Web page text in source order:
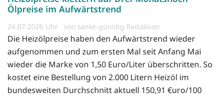
Ölpreise im Aufwärtstrend
24.07.2026 von tanke-günstig Redaktion
Die Heizölpreise haben den Aufwärtstrend wieder
aufgenommen und zum ersten Mal seit Anfang Mai
wieder die Marke von 1,50 Euro/Liter überschritten. So
kostet eine Bestellung von 2.000 Litern Heizöl im
bundesweiten Durchschnitt aktuell 150,91 €uro/100